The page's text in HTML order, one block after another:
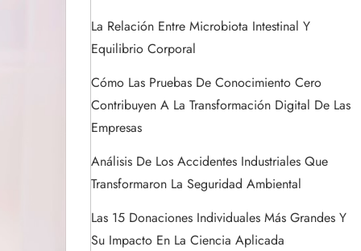
La Relación Entre Microbiota Intestinal Y
Equilibrio Corporal
Cómo Las Pruebas De Conocimiento Cero
Contribuyen A La Transformación Digital De Las
Empresas
Análisis De Los Accidentes Industriales Que
Transformaron La Seguridad Ambiental
Las 15 Donaciones Individuales Más Grandes Y
Su Impacto En La Ciencia Aplicada